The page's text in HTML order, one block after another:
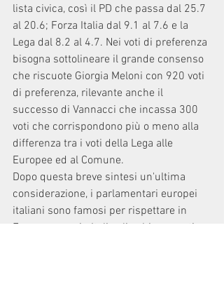
lista civica, così il PD che passa dal 25.7
al 20.6; Forza Italia dal 9.1 al 7.6 e la
Lega dal 8.2 al 4.7. Nei voti di preferenza
bisogna sottolineare il grande consenso
che riscuote Giorgia Meloni con 920 voti
di preferenza, rilevante anche il
successo di Vannacci che incassa 300
voti che corrispondono più o meno alla
differenza tra i voti della Lega alle
Europee ed al Comune.
Dopo questa breve sintesi un'ultima
considerazione, i parlamentari europei
italiani sono famosi per rispettare in
Europa come in Italia gli schieramenti